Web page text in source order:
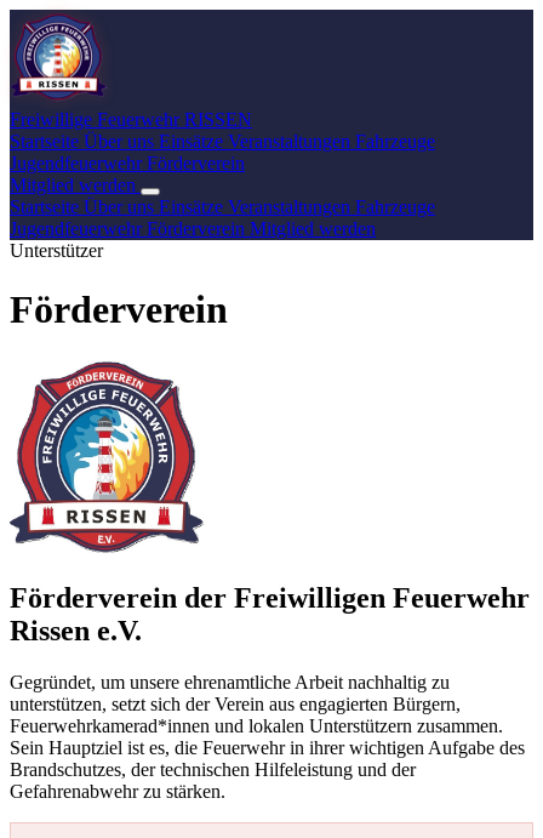
Freiwillige Feuerwehr RISSEN
Startseite Über uns Einsätze Veranstaltungen Fahrzeuge
JugendfeuerwehrFörderverein
Mitglied werden
Startseite Über uns Einsätze Veranstaltungen Fahrzeuge
JugendfeuerwehrFörderverein Mitglied werden
Unterstützer
Förderverein
Förderverein der Freiwilligen Feuerwehr
Rissen e.V.
Gegründet, um unsere ehrenamtliche Arbeit nachhaltig zu
unterstützen, setzt sich der Verein aus engagierten Bürgern,
Feuerwehrkamerad*innen und lokalen Unterstützern zusammen.
Sein Hauptziel ist es, die Feuerwehr in ihrer wichtigen Aufgabe des
Brandschutzes, der technischen Hilfeleistung und der
Gefahrenabwehr zu stärken.